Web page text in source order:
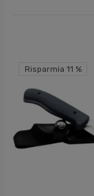
Risparmia 11 %